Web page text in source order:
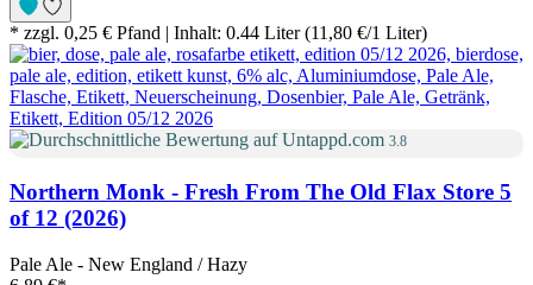
* zzgl. 0,25 € Pfand | Inhalt: 0.44 Liter (11,80 €/1 Liter)
3.8
Northern Monk - Fresh From The Old Flax Store 5
of 12 (2026)
Pale Ale - New England / Hazy